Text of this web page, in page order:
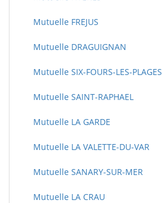
Mutuelle FREJUS
Mutuelle DRAGUIGNAN
Mutuelle SIX-FOURS-LES-PLAGES
Mutuelle SAINT-RAPHAEL
Mutuelle LA GARDE
Mutuelle LA VALETTE-DU-VAR
Mutuelle SANARY-SUR-MER
Mutuelle LA CRAU